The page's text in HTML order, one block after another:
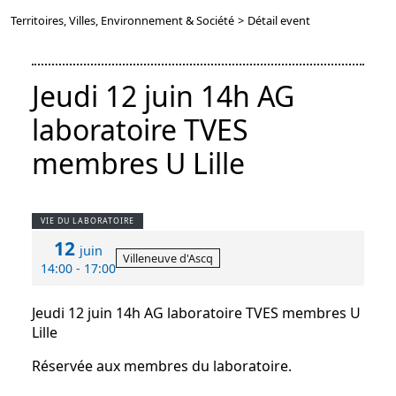
Territoires, Villes, Environnement & Société > Détail event
Jeudi 12 juin 14h AG
laboratoire TVES
membres U Lille
VIE DU LABORATOIRE
12 juin
14:00 - 17:00
Villeneuve d'Ascq
Jeudi 12 juin 14h AG laboratoire TVES membres U
Lille
Réservée aux membres du laboratoire.